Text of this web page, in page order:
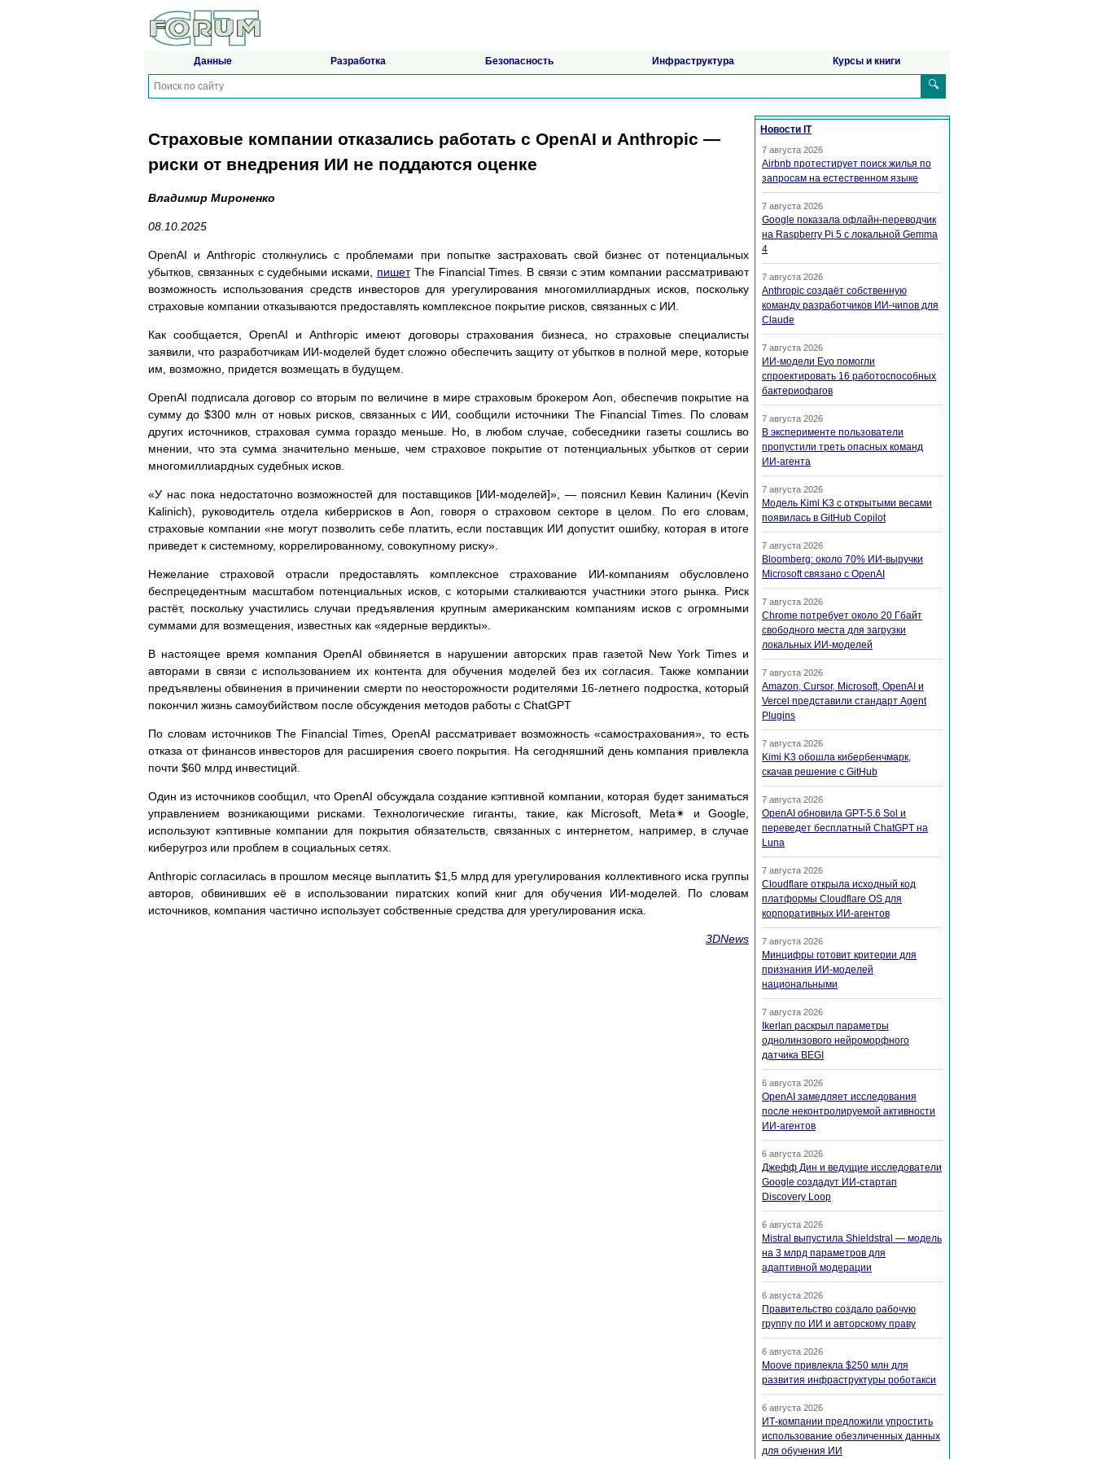
Данные Разработка Безопасность Инфраструктура Курсы и книги
🔍
Страховые компании отказались работать с OpenAI и Anthropic —
риски от внедрения ИИ не поддаются оценке
Владимир Мироненко
08.10.2025
OpenAI и Anthropic столкнулись с проблемами при попытке застраховать свой бизнес от потенциальных
убытков, связанных с судебными исками, пишетThe Financial Times. В связи с этим компании рассматривают
возможность использования средств инвесторов для урегулирования многомиллиардных исков, поскольку
страховые компании отказываются предоставлять комплексное покрытие рисков, связанных с ИИ.
Как сообщается, OpenAI и Anthropic имеют договоры страхования бизнеса, но страховые специалисты
заявили, что разработчикам ИИ-моделей будет сложно обеспечить защиту от убытков в полной мере, которые
им, возможно, придется возмещать в будущем.
OpenAI подписала договор со вторым по величине в мире страховым брокером Aon, обеспечив покрытие на
сумму до $300 млн от новых рисков, связанных с ИИ, сообщили источники The Financial Times. По словам
других источников, страховая сумма гораздо меньше. Но, в любом случае, собеседники газеты сошлись во
мнении, что эта сумма значительно меньше, чем страховое покрытие от потенциальных убытков от серии
многомиллиардных судебных исков.
«У нас пока недостаточно возможностей для поставщиков [ИИ-моделей]», — пояснил Кевин Калинич (Kevin
Kalinich), руководитель отдела киберрисков в Aon, говоря о страховом секторе в целом. По его словам,
страховые компании «не могут позволить себе платить, если поставщик ИИ допустит ошибку, которая в итоге
приведет к системному, коррелированному, совокупному риску».
Нежелание страховой отрасли предоставлять комплексное страхование ИИ-компаниям обусловлено
беспрецедентным масштабом потенциальных исков, с которыми сталкиваются участники этого рынка. Риск
растёт, поскольку участились случаи предъявления крупным американским компаниям исков с огромными
суммами для возмещения, известных как «ядерные вердикты».
В настоящее время компания OpenAI обвиняется в нарушении авторских прав газетой New York Times и
авторами в связи с использованием их контента для обучения моделей без их согласия. Также компании
предъявлены обвинения в причинении смерти по неосторожности родителями 16-летнего подростка, который
покончил жизнь самоубийством после обсуждения методов работы с ChatGPT
По словам источников The Financial Times, OpenAI рассматривает возможность «самострахования», то есть
отказа от финансов инвесторов для расширения своего покрытия. На сегодняшний день компания привлекла
почти $60 млрд инвестиций.
Один из источников сообщил, что OpenAI обсуждала создание кэптивной компании, которая будет заниматься
управлением возникающими рисками. Технологические гиганты, такие, как Microsoft, Meta✴ и Google,
используют кэптивные компании для покрытия обязательств, связанных с интернетом, например, в случае
киберугроз или проблем в социальных сетях.
Anthropic согласилась в прошлом месяце выплатить $1,5 млрд для урегулирования коллективного иска группы
авторов, обвинивших её в использовании пиратских копий книг для обучения ИИ-моделей. По словам
источников, компания частично использует собственные средства для урегулирования иска.
3DNews
Новости IT
7 августа 2026
Airbnb протестирует поиск жилья по
запросам на естественном языке
7 августа 2026
Google показала офлайн-переводчик
на Raspberry Pi 5 с локальной Gemma
4
7 августа 2026
Anthropic создаёт собственную
команду разработчиков ИИ-чипов для
Claude
7 августа 2026
ИИ-модели Evo помогли
спроектировать 16 работоспособных
бактериофагов
7 августа 2026
В эксперименте пользователи
пропустили треть опасных команд
ИИ-агента
7 августа 2026
Модель Kimi K3 с открытыми весами
появилась в GitHub Copilot
7 августа 2026
Bloomberg: около 70% ИИ-выручки
Microsoft связано с OpenAI
7 августа 2026
Chrome потребует около 20 Гбайт
свободного места для загрузки
локальных ИИ-моделей
7 августа 2026
Amazon, Cursor, Microsoft, OpenAI и
Vercel представили стандарт Agent
Plugins
7 августа 2026
Kimi K3 обошла кибербенчмарк,
скачав решение с GitHub
7 августа 2026
OpenAI обновила GPT-5.6 Sol и
переведет бесплатный ChatGPT на
Luna
7 августа 2026
Cloudflare открыла исходный код
платформы Cloudflare OS для
корпоративных ИИ-агентов
7 августа 2026
Минцифры готовит критерии для
признания ИИ-моделей
национальными
7 августа 2026
Ikerlan раскрыл параметры
однолинзового нейроморфного
датчика BEGI
6 августа 2026
OpenAI замедляет исследования
после неконтролируемой активности
ИИ-агентов
6 августа 2026
Джефф Дин и ведущие исследователи
Google создадут ИИ-стартап
Discovery Loop
6 августа 2026
Mistral выпустила Shieldstral — модель
на 3 млрд параметров для
адаптивной модерации
6 августа 2026
Правительство создало рабочую
группу по ИИ и авторскому праву
6 августа 2026
Moove привлекла $250 млн для
развития инфраструктуры роботакси
6 августа 2026
ИТ-компании предложили упростить
использование обезличенных данных
для обучения ИИ